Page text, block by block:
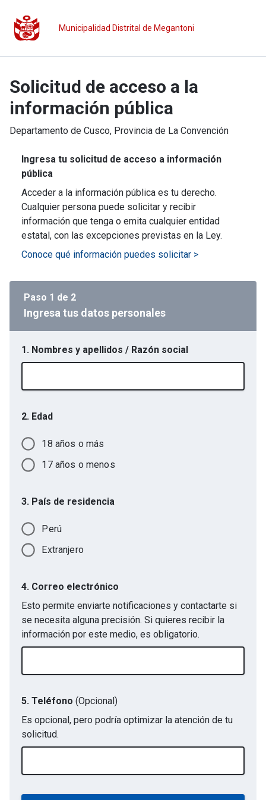
Municipalidad Distrital de Megantoni
Solicitud de acceso a la
información pública
Departamento de Cusco, Provincia de La Convención
Ingresa tu solicitud de acceso a información
pública
Acceder a la información pública es tu derecho.
Cualquier persona puede solicitar y recibir
información que tenga o emita cualquier entidad
estatal, con las excepciones previstas en la Ley.
Conoce qué información puedes solicitar >
Paso 1 de 2
Ingresa tus datos personales
1. Nombres y apellidos / Razón social
2. Edad
18 años o más
17 años o menos
3. País de residencia
Perú
Extranjero
4. Correo electrónico
Esto permite enviarte notificaciones y contactarte si
se necesita alguna precisión. Si quieres recibir la
información por este medio, es obligatorio.
5. Teléfono (Opcional)
Es opcional, pero podría optimizar la atención de tu
solicitud.